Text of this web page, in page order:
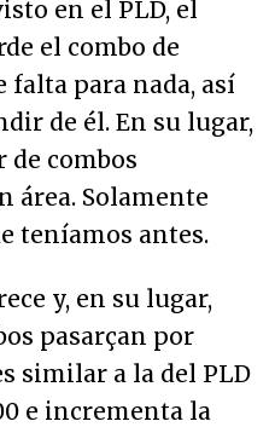
en el PLD, el
el combo de
falta para nada, así
de él. En su lugar,
de combos
área. Solamente
teníamos antes.
y, en su lugar,
pasarçan por
similar a la del PLD
e incrementa la